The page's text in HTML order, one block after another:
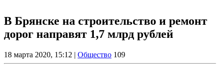
В Брянске на строительство и ремонт
дорог направят 1,7 млрд рублей
18 марта 2020, 15:12 | Общество 109